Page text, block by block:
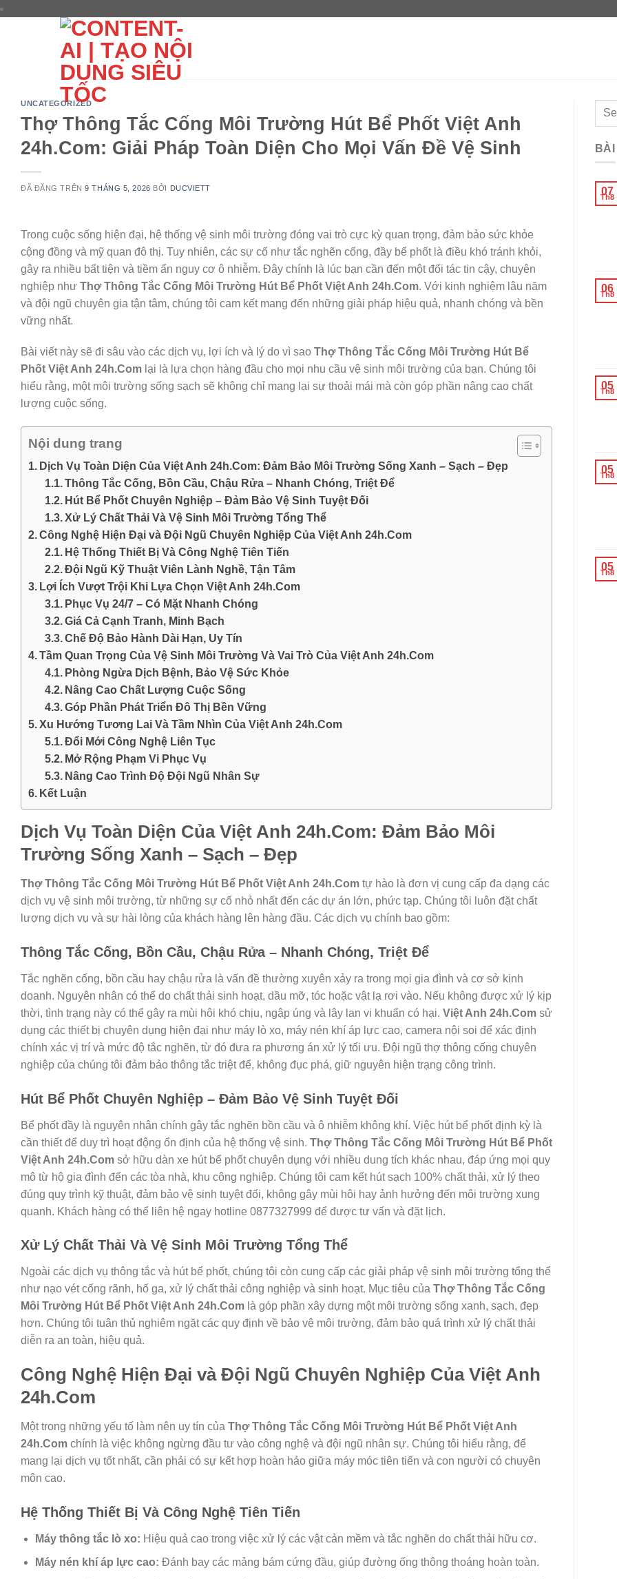
UNCATEGORIZED
Thợ Thông Tắc Cống Môi Trường Hút Bể Phốt Việt Anh
24h.Com: Giải Pháp Toàn Diện Cho Mọi Vấn Đề Vệ Sinh
ĐÃ ĐĂNG TRÊN9 THÁNG 5, 2026 BỞI DUCVIETT
Trong cuộc sống hiện đại, hệ thống vệ sinh môi trường đóng vai trò cực kỳ quan trọng, đảm bảo sức khỏe
cộng đồng và mỹ quan đô thị. Tuy nhiên, các sự cố như tắc nghẽn cống, đầy bể phốt là điều khó tránh khỏi,
gây ra nhiều bất tiện và tiềm ẩn nguy cơ ô nhiễm. Đây chính là lúc bạn cần đến một đối tác tin cậy, chuyên
nghiệp như Thợ Thông Tắc Cống Môi Trường Hút Bể Phốt Việt Anh 24h.Com. Với kinh nghiệm lâu năm
và đội ngũ chuyên gia tận tâm, chúng tôi cam kết mang đến những giải pháp hiệu quả, nhanh chóng và bền
vững nhất.
Bài viết này sẽ đi sâu vào các dịch vụ, lợi ích và lý do vì sao Thợ Thông Tắc Cống Môi Trường Hút Bể
Phốt Việt Anh 24h.Com lại là lựa chọn hàng đầu cho mọi nhu cầu vệ sinh môi trường của bạn. Chúng tôi
hiểu rằng, một môi trường sống sạch sẽ không chỉ mang lại sự thoải mái mà còn góp phần nâng cao chất
lượng cuộc sống.
Nội dung trang
Dịch Vụ Toàn Diện Của Việt Anh 24h.Com: Đảm Bảo Môi Trường Sống Xanh – Sạch – Đẹp
Thông Tắc Cống, Bồn Cầu, Chậu Rửa – Nhanh Chóng, Triệt Để
Hút Bể Phốt Chuyên Nghiệp – Đảm Bảo Vệ Sinh Tuyệt Đối
Xử Lý Chất Thải Và Vệ Sinh Môi Trường Tổng Thể
Công Nghệ Hiện Đại và Đội Ngũ Chuyên Nghiệp Của Việt Anh 24h.Com
Hệ Thống Thiết Bị Và Công Nghệ Tiên Tiến
Đội Ngũ Kỹ Thuật Viên Lành Nghề, Tận Tâm
Lợi Ích Vượt Trội Khi Lựa Chọn Việt Anh 24h.Com
Phục Vụ 24/7 – Có Mặt Nhanh Chóng
Giá Cả Cạnh Tranh, Minh Bạch
Chế Độ Bảo Hành Dài Hạn, Uy Tín
Tầm Quan Trọng Của Vệ Sinh Môi Trường Và Vai Trò Của Việt Anh 24h.Com
Phòng Ngừa Dịch Bệnh, Bảo Vệ Sức Khỏe
Nâng Cao Chất Lượng Cuộc Sống
Góp Phần Phát Triển Đô Thị Bền Vững
Xu Hướng Tương Lai Và Tầm Nhìn Của Việt Anh 24h.Com
Đổi Mới Công Nghệ Liên Tục
Mở Rộng Phạm Vi Phục Vụ
Nâng Cao Trình Độ Đội Ngũ Nhân Sự
Kết Luận
Dịch Vụ Toàn Diện Của Việt Anh 24h.Com: Đảm Bảo Môi
Trường Sống Xanh – Sạch – Đẹp
Thợ Thông Tắc Cống Môi Trường Hút Bể Phốt Việt Anh 24h.Com tự hào là đơn vị cung cấp đa dạng các
dịch vụ vệ sinh môi trường, từ những sự cố nhỏ nhất đến các dự án lớn, phức tạp. Chúng tôi luôn đặt chất
lượng dịch vụ và sự hài lòng của khách hàng lên hàng đầu. Các dịch vụ chính bao gồm:
Thông Tắc Cống, Bồn Cầu, Chậu Rửa – Nhanh Chóng, Triệt Để
Tắc nghẽn cống, bồn cầu hay chậu rửa là vấn đề thường xuyên xảy ra trong mọi gia đình và cơ sở kinh
doanh. Nguyên nhân có thể do chất thải sinh hoạt, dầu mỡ, tóc hoặc vật lạ rơi vào. Nếu không được xử lý kịp
thời, tình trạng này có thể gây ra mùi hôi khó chịu, ngập úng và lây lan vi khuẩn có hại. Việt Anh 24h.Com sử
dụng các thiết bị chuyên dụng hiện đại như máy lò xo, máy nén khí áp lực cao, camera nội soi để xác định
chính xác vị trí và mức độ tắc nghẽn, từ đó đưa ra phương án xử lý tối ưu. Đội ngũ thợ thông cống chuyên
nghiệp của chúng tôi đảm bảo thông tắc triệt để, không đục phá, giữ nguyên hiện trạng công trình.
Hút Bể Phốt Chuyên Nghiệp – Đảm Bảo Vệ Sinh Tuyệt Đối
Bể phốt đầy là nguyên nhân chính gây tắc nghẽn bồn cầu và ô nhiễm không khí. Việc hút bể phốt định kỳ là
cần thiết để duy trì hoạt động ổn định của hệ thống vệ sinh. Thợ Thông Tắc Cống Môi Trường Hút Bể Phốt
Việt Anh 24h.Com sở hữu dàn xe hút bể phốt chuyên dụng với nhiều dung tích khác nhau, đáp ứng mọi quy
mô từ hộ gia đình đến các tòa nhà, khu công nghiệp. Chúng tôi cam kết hút sạch 100% chất thải, xử lý theo
đúng quy trình kỹ thuật, đảm bảo vệ sinh tuyệt đối, không gây mùi hôi hay ảnh hưởng đến môi trường xung
quanh. Khách hàng có thể liên hệ ngay hotline 0877327999 để được tư vấn và đặt lịch.
Xử Lý Chất Thải Và Vệ Sinh Môi Trường Tổng Thể
Ngoài các dịch vụ thông tắc và hút bể phốt, chúng tôi còn cung cấp các giải pháp vệ sinh môi trường tổng thể
như nạo vét cống rãnh, hố ga, xử lý chất thải công nghiệp và sinh hoạt. Mục tiêu của Thợ Thông Tắc Cống
Môi Trường Hút Bể Phốt Việt Anh 24h.Com là góp phần xây dựng một môi trường sống xanh, sạch, đẹp
hơn. Chúng tôi tuân thủ nghiêm ngặt các quy định về bảo vệ môi trường, đảm bảo quá trình xử lý chất thải
diễn ra an toàn, hiệu quả.
Công Nghệ Hiện Đại và Đội Ngũ Chuyên Nghiệp Của Việt Anh
24h.Com
Một trong những yếu tố làm nên uy tín của Thợ Thông Tắc Cống Môi Trường Hút Bể Phốt Việt Anh
24h.Com chính là việc không ngừng đầu tư vào công nghệ và đội ngũ nhân sự. Chúng tôi hiểu rằng, để
mang lại dịch vụ tốt nhất, cần phải có sự kết hợp hoàn hảo giữa máy móc tiên tiến và con người có chuyên
môn cao.
Hệ Thống Thiết Bị Và Công Nghệ Tiên Tiến
Máy thông tắc lò xo: Hiệu quả cao trong việc xử lý các vật cản mềm và tắc nghẽn do chất thải hữu cơ.
Máy nén khí áp lực cao: Đánh bay các mảng bám cứng đầu, giúp đường ống thông thoáng hoàn toàn.
07
Th8
06
Th8
05
Th8
05
Th8
05
Th8